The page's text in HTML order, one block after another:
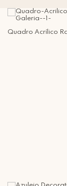
Quadro Acrílico